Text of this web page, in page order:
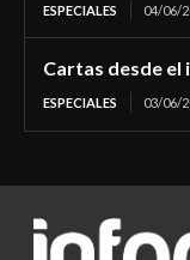
ESPECIALES 04/06/
Cartas desde el
ESPECIALES 03/06/